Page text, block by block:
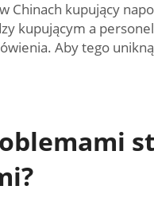
Chinach kupujący
kupującym a
Aby tego